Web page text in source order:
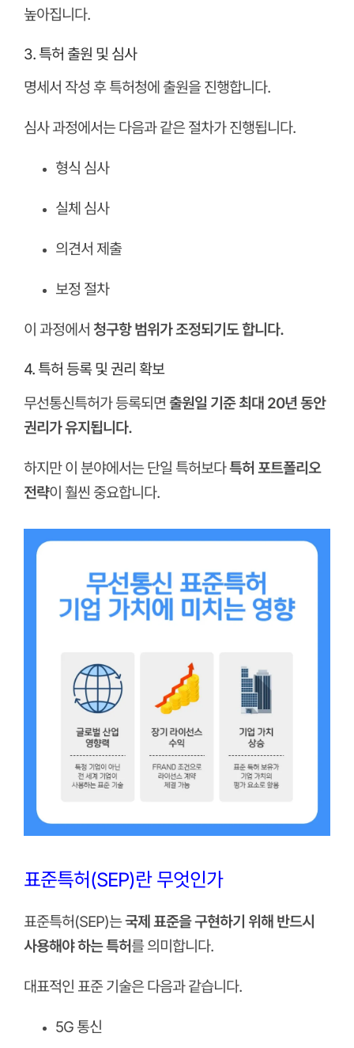
높아집니다.
3. 특허 출원 및 심사
명세서 작성 후 특허청에 출원을 진행합니다.
심사 과정에서는 다음과 같은 절차가 진행됩니다.
형식 심사
실체 심사
의견서 제출
보정 절차
이 과정에서 청구항 범위가 조정되기도 합니다.
4. 특허 등록 및 권리 확보
무선통신특허가 등록되면 출원일 기준 최대 20년 동안
권리가 유지됩니다.
하지만 이 분야에서는 단일 특허보다특허 포트폴리오
전략이 훨씬 중요합니다.
표준특허(SEP)란 무엇인가
표준특허(SEP)는국제 표준을 구현하기 위해 반드시
사용해야 하는 특허를 의미합니다.
대표적인 표준 기술은 다음과 같습니다.
5G 통신